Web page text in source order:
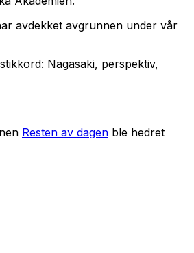
avdekket avgrunnen under vår
Nagasaki, perspektiv,
Resten av dagen ble hedret